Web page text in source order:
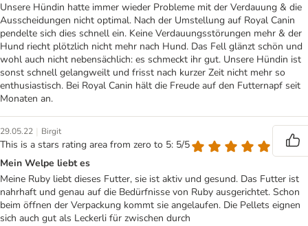
Unsere Hündin hatte immer wieder Probleme mit der Verdauung & die
Ausscheidungen nicht optimal. Nach der Umstellung auf Royal Canin
pendelte sich dies schnell ein. Keine Verdauungsstörungen mehr & der
Hund riecht plötzlich nicht mehr nach Hund. Das Fell glänzt schön und
wohl auch nicht nebensächlich: es schmeckt ihr gut. Unsere Hündin ist
sonst schnell gelangweilt und frisst nach kurzer Zeit nicht mehr so
enthusiastisch. Bei Royal Canin hält die Freude auf den Futternapf seit
Monaten an.
29.05.22 | Birgit
This is a stars rating area from zero to 5: 5/5
Mein Welpe liebt es
Meine Ruby liebt dieses Futter, sie ist aktiv und gesund. Das Futter ist
nahrhaft und genau auf die Bedürfnisse von Ruby ausgerichtet. Schon
beim öffnen der Verpackung kommt sie angelaufen. Die Pellets eignen
sich auch gut als Leckerli für zwischen durch